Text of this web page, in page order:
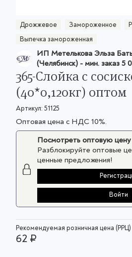
Дрожжевое Замороженное
Выпечка замороженная
ИП Метелькова Эльза
(Челябинск)- мин. заказ5
365-Слойка с
(40*0,120кг) оптом
Артикул: 51125
Оптовая цена с НДС 10%.
Посмотреть оптовую цену
Разблокируйте оптовые
ценные предложения!
Войти
Рекомендуемая розничная цена (РРЦ)
62 ₽